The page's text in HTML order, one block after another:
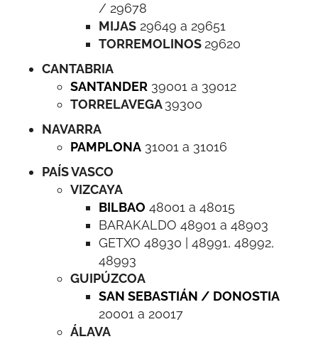
/ 29678
MIJAS 29649 a 29651
TORREMOLINOS29620
CANTABRIA
SANTANDER 39001 a 39012
TORRELAVEGA39300
NAVARRA
PAMPLONA 31001 a 31016
PAÍS VASCO
VIZCAYA
BILBAO 48001 a 48015
BARAKALDO 48901 a 48903
GETXO 48930 | 48991, 48992,
48993
GUIPÚZCOA
SAN SEBASTIÁN / DONOSTIA
20001 a 20017
ÁLAVA